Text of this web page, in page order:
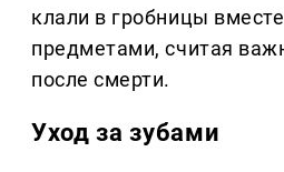
клали в гробницы
предметами, считая
после смерти.
Уход за зубами